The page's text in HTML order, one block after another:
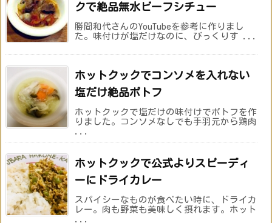
クで絶品無水ビーフシチュー
勝間和代さんのYouTubeを参考に作りまし
た。味付けが塩だけなのに、びっくりす ...
ホットクックでコンソメを入れない
塩だけ絶品ポトフ
ホットクックで塩だけの味付けでポトフを作
りました。コンソメなしでも手羽元から鶏肉
ホットクックで公式よりスピーディ
ーにドライカレー
スパイシーなものが食べたい時に、ドライカ
レー。肉も野菜も美味しく摂れます。ホット